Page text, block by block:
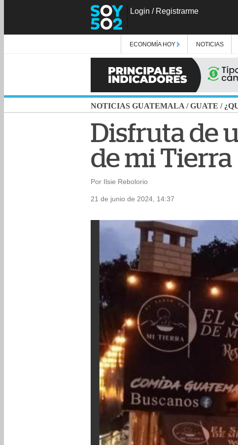
Login / Registrarme
ECONOMÍA HOY NOTICIAS
NOTICIAS GUATEMALA /GUATE /
Disfruta de
de mi Tierra
Por Ilsie Rebolorio
21 de junio de 2024, 14:37